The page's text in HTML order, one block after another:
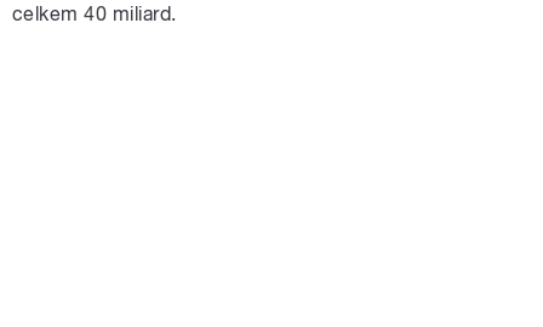
celkem 40 miliard.